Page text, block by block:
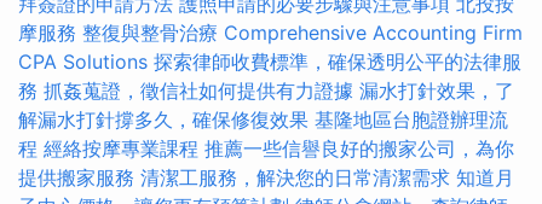
摩服務 整復與整骨治療 Comprehensive Accounting Firm
CPA Solutions 探索律師收費標準，確保透明公平的法律服
務 抓姦蒐證，徵信社如何提供有力證據 漏水打針效果，了
解漏水打針撐多久，確保修復效果 基隆地區台胞證辦理流
程 經絡按摩專業課程 推薦一些信譽良好的搬家公司，為你
提供搬家服務 清潔工服務，解決您的日常清潔需求 知道月